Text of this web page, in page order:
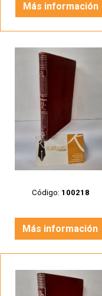
Más información
Código: 100218
Más información